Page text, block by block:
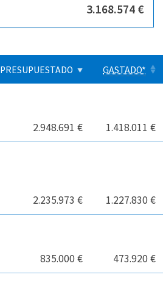
3.168.574 €
PRESUPUESTADO GASTADO*
2.948.691 € 1.418.011 €
2.235.973 € 1.227.830 €
835.000 € 473.920 €